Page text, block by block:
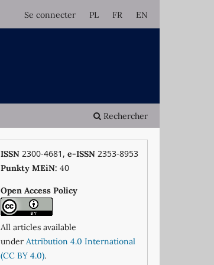
Rechercher
Se connecter PL FR EN
ISSN 2300-4681, e-ISSN 2353-8953
Punkty MEiN: 40
Open Access Policy
All articles available
under Attribution 4.0 International
(CC BY 4.0).